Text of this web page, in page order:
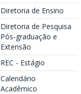
Diretoria de Ensino
Diretoria de Pesquisa
Pós-graduação e
Extensão
REC - Estágio
Calendário
Acadêmico